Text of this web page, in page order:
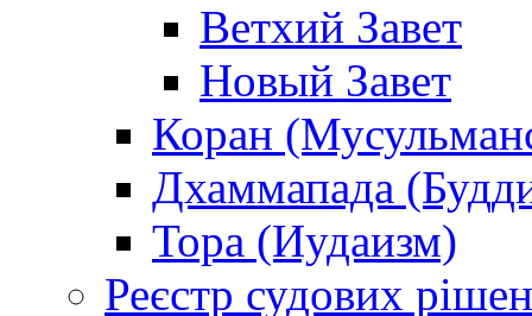
Ветхий Завет
Новый Завет
Коран
Дхаммапада
Тора (Иудаизм)
Реєстр судових